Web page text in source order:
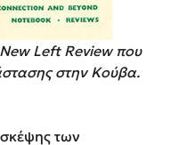
Left Review που
στην Κούβα.
των